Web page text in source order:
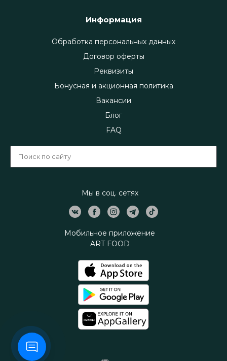
Информация
Обработка персональных данных
Договор оферты
Реквизиты
Бонусная и акционная политика
Вакансии
Блог
FAQ
Мы в соц. сетях
Мобильное приложение
ART FOOD